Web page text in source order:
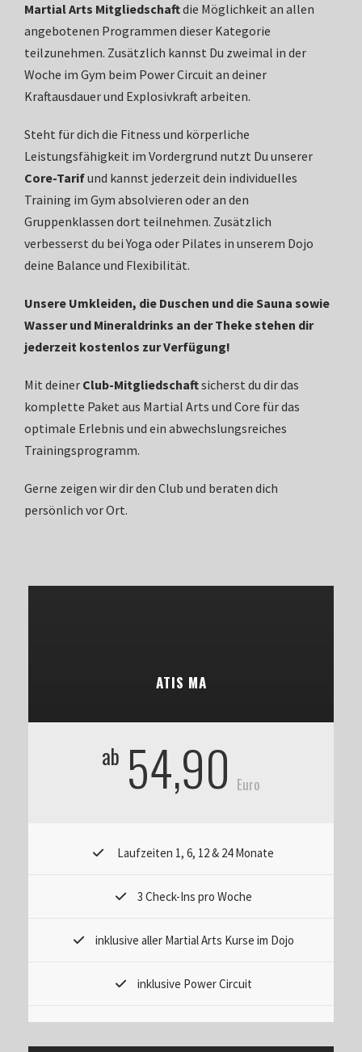
Martial Arts Mitgliedschaftdie Möglichkeit an allen
angebotenen Programmen dieser Kategorie
teilzunehmen. Zusätzlich kannst Du zweimal in der
Woche im Gym beim Power Circuit an deiner
Kraftausdauer und Explosivkraft arbeiten.
Steht für dich die Fitness und körperliche
Leistungsfähigkeit im Vordergrund nutzt Du unserer
Core-Tarifund kannst jederzeit dein individuelles
Training im Gym absolvieren oder an den
Gruppenklassen dort teilnehmen. Zusätzlich
verbesserst du bei Yoga oder Pilates in unserem Dojo
deine Balance und Flexibilität.
Unsere Umkleiden, die Duschen und die Sauna sowie
Wasser und Mineraldrinks an der Theke stehen dir
jederzeit kostenlos zur Verfügung!
Mit deiner Club-Mitgliedschaftsicherst du dir das
komplette Paket aus Martial Arts und Core für das
optimale Erlebnis und ein abwechslungsreiches
Trainingsprogramm.
Gerne zeigen wir dir den Club und beraten dich
persönlich vor Ort.
ATIS MA
ab 54,90 Euro
Laufzeiten 1, 6, 12 & 24 Monate
3 Check-Ins pro Woche
inklusive aller Martial Arts Kurse im Dojo
inklusive Power Circuit